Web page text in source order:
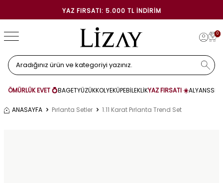
YAZ FIRSATI: 5.000 TL İNDIRIM
0
ÖMÜRLÜK EVET 💍BAGETYÜZÜKKOLYEKÜPEBİLEKLİKYAZ FIRSATI ☀️ALYANS
ANASAYFA Pırlanta Setler 1.11 Karat Pırlanta Trend Set